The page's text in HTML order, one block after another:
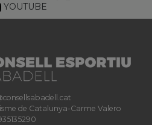
YOUTUBE
de Catalunya-Carme Valero